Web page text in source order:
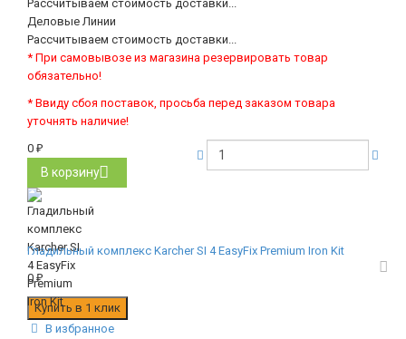
Рассчитываем стоимость доставки...
Деловые Линии
Рассчитываем стоимость доставки...
* При самовывозе из магазина резервировать товар
обязательно!
* Ввиду сбоя поставок, просьба перед заказом товара
уточнять наличие!
0 ₽
В корзину
Гладильный комплекс Karcher SI 4 EasyFix Premium Iron Kit
0₽
В избранное